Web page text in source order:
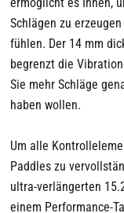
Schlägen zu
fühlen. Der 14 mm
begrenzt die
Sie mehr Schläge
haben wollen.
Um alle
Paddles zu
ultra-verlängerten
einem Performance-